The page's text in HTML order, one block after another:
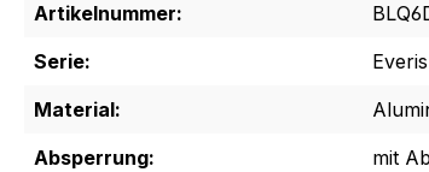
Artikelnummer:
Serie:
Material:
Absperrung:
mit